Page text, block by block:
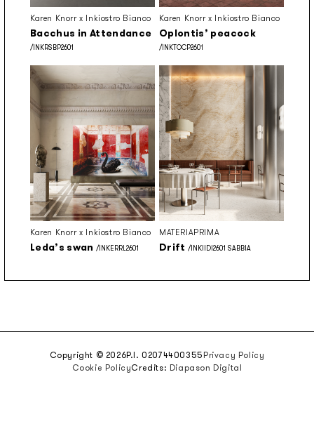
Karen Knorr x Inkiostro Bianco
Bacchus in Attendance
/INKRSBP2601
Karen Knorr x Inkiostro Bianco
Oplontis’ peacock
/INKTOCP2601
Karen Knorr x Inkiostro Bianco
Leda’s swan /INKERRL2601
MATERIAPRIMA
Drift /INKIIDI2601 SABBIA
Copyright © 2026P.I. 02074400355Privacy Policy
Cookie PolicyCredits: Diapason Digital